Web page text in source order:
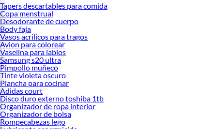
Tapers descartables para comida
Copa menstrual
Desodorante de cuerpo
Body faja
Vasos acrilicos para tragos
Avion para colorear
Vaselina para labios
Samsung s20 ultra
Pimpollo muñeco
Tinte violeta oscuro
Plancha para cocinar
Adidas court
Disco duro externo toshiba 1tb
Organizador de ropa interior
Organizador de bolsa
Rompecabezas lego